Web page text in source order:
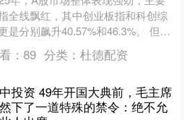
全线飘红，其中创业板指和科创综
是分别飙升40.57%和46.3%。 但与
走势形成鲜明反差的是，白酒板块
深度....
： 89 分类： 杜德配资
投资 49年开国大典前，毛主席
下了一道特殊的禁令：绝不允